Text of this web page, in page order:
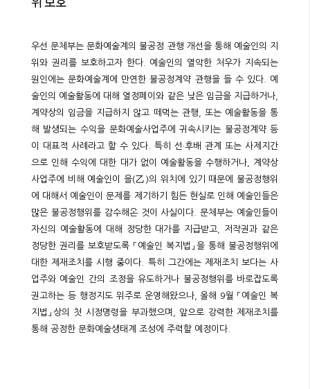
우선 문체부는 문화예술계의 불공정 관행 개선을 통해 예술인의 지
위와 권리를 보호하고자 한다. 예술인의 열악한 처우가 지속되는
원인에는 문화예술계에 만연한 불공정계약 관행을 들 수 있다. 예
술인의 예술활동에 대해 열정페이와 같은 낮은 임금을 지급하거나,
계약상의 임금을 지급하지 않고 떼먹는 관행, 또는 예술활동을 통
해 발생되는 수익을 문화예술사업주에 귀속시키는 불공정계약 등
이 대표적 사례라고 할 수 있다. 특히 선·후배 관계 또는 사제지간
으로 인해 수익에 대한 대가 없이 예술활동을 수행하거나, 계약상
사업주에 비해 예술인이 을(乙)의 위치에 있기 때문에 불공정행위
에 대해서 예술인이 문제를 제기하기 힘든 현실로 인해 예술인들은
많은 불공정행위를 감수해온 것이 사실이다. 문체부는 예술인들이
자신의 예술활동에 대해 정당한 대가를 지급받고, 저작권과 같은
정당한 권리를 보호받도록 「예술인 복지법」을 통해 불공정행위에
대한 제재조치를 시행 중이다. 특히 그간에는 제재조치 보다는 사
업주와 예술인 간의 조정을 유도하거나 불공정행위를 바로잡도록
권고하는 등 행정지도 위주로 운영해왔으나, 올해 9월 「예술인 복
지법」상의 첫 시정명령을 부과했으며, 앞으로 강력한 제재조치를
통해 공정한 문화예술생태계 조성에 주력할 예정이다.